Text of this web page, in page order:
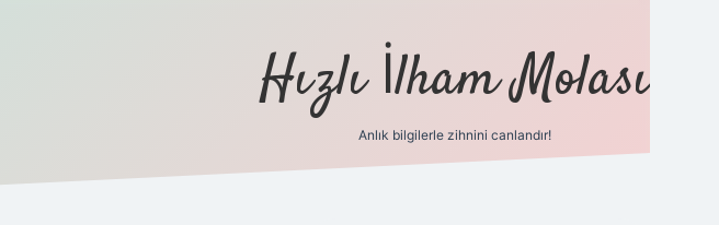
Hızlı İlham Molası
Anlık bilgilerle zihnini canlandır!